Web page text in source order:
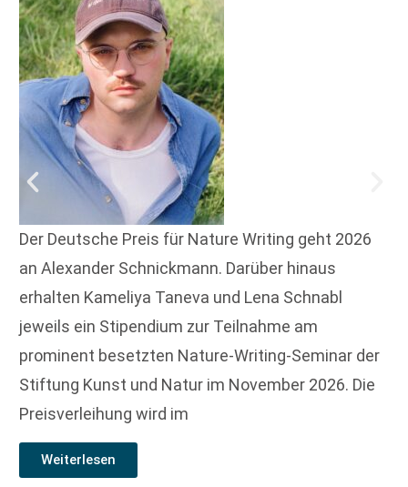
Der Deutsche Preis für Nature Writing geht 2026
an Alexander Schnickmann. Darüber hinaus
erhalten Kameliya Taneva und Lena Schnabl
jeweils ein Stipendium zur Teilnahme am
prominent besetzten Nature-Writing-Seminar der
Stiftung Kunst und Natur im November 2026. Die
Preisverleihung wird im
Weiterlesen